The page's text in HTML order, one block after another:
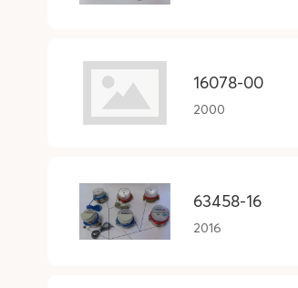
16078-00
2000
63458-16
2016